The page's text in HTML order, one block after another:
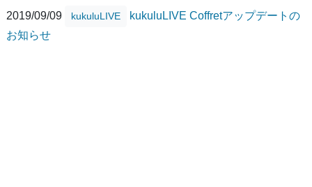
2019/09/09
kukuluLIVE
kukuluLIVE Coffretアップデートの
お知らせ